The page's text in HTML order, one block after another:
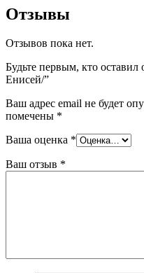
Отзывы
Отзывов пока нет.
Будьте первым, кто
Енисей/”
Ваш адрес email не будет
помечены *
Ваша оценка *
Ваш отзыв *